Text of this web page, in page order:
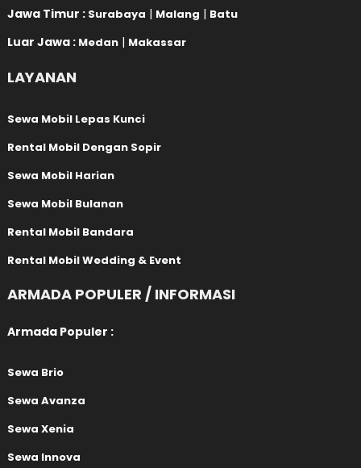
Jawa Timur : Surabaya | Malang | Batu
Luar Jawa : Medan | Makassar
LAYANAN
Sewa Mobil Lepas Kunci
Rental Mobil Dengan Sopir
Sewa Mobil Harian
Sewa Mobil Bulanan
Rental Mobil Bandara
Rental Mobil Wedding & Event
ARMADA POPULER / INFORMASI
Armada Populer :
Sewa Brio
Sewa Avanza
Sewa Xenia
Sewa Innova